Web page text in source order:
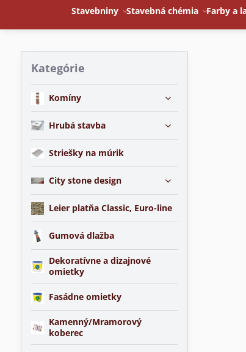
Stavebniny Stavebná chémia Farby a
Kategórie
Komíny
Hrubá stavba
Striešky na múrik
City stone design
Leier platňa Classic, Euro-line
Gumová dlažba
Dekoratívne a dizajnové
omietky
Fasádne omietky
Kamenný/Mramorový
koberec